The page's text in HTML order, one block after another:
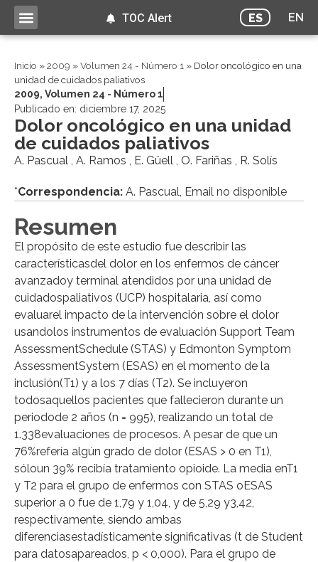
ES EN
TOC Alert
Inicio »2009 »Volumen 24 - Número 1 » Dolor oncológico en una
unidad de cuidados paliativos
2009, Volumen 24 - Número 1
Publicado en: diciembre 17, 2025
Dolor oncológico en una unidad
de cuidados paliativos
A. Pascual , A. Ramos , E. Güell , O. Fariñas , R. Solís
*Correspondencia: A. Pascual, Email no disponible
Resumen
El propósito de este estudio fue describir las
característicasdel dolor en los enfermos de cáncer
avanzadoy terminal atendidos por una unidad de
cuidadospaliativos (UCP) hospitalaria, así como
evaluarel impacto de la intervención sobre el dolor
usandolos instrumentos de evaluación Support Team
AssessmentSchedule (STAS) y Edmonton Symptom
AssessmentSystem (ESAS) en el momento de la
inclusión(T1) y a los 7 días (T2). Se incluyeron
todosaquellos pacientes que fallecieron durante un
periodode 2 años (n = 995), realizando un total de
1.338evaluaciones de procesos. A pesar de que un
76%refería algún grado de dolor (ESAS > 0 en T1),
sóloun 39% recibía tratamiento opioide. La media enT1
y T2 para el grupo de enfermos con STAS oESAS
superior a 0 fue de 1,79 y 1,04, y de 5,29 y3,42,
respectivamente, siendo ambas
diferenciasestadísticamente significativas (t de Student
para datosapareados, p < 0,000). Para el grupo de